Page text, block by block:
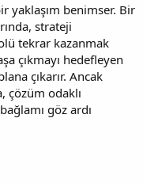
yaklaşım benimser. Bir
strateji
tekrar kazanmak
çıkmayı hedefleyen
çıkarır. Ancak
çözüm odaklı
göz ardı